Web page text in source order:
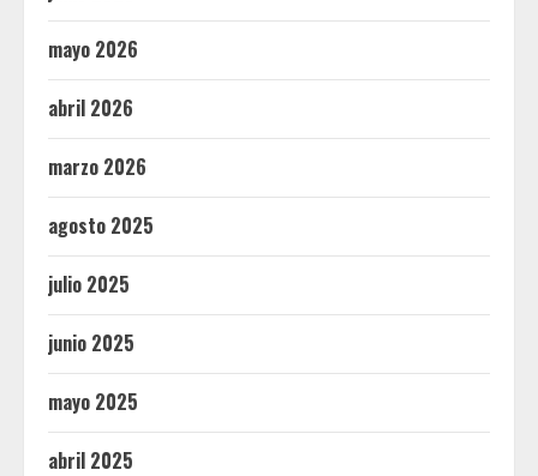
mayo 2026
abril 2026
marzo 2026
agosto 2025
julio 2025
junio 2025
mayo 2025
abril 2025